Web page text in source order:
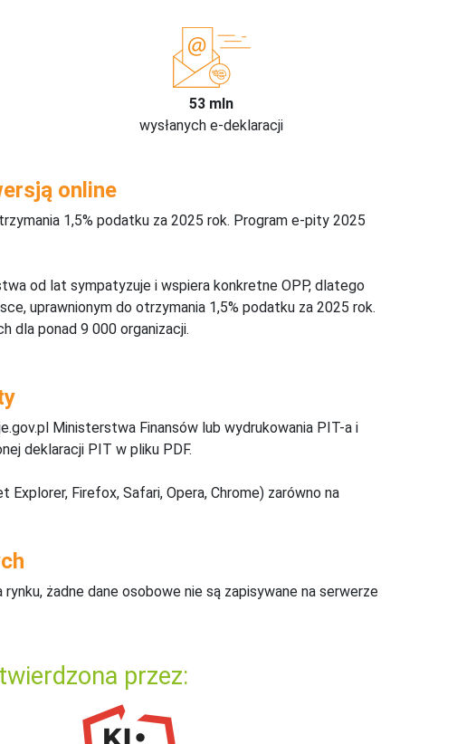
53 mln
wysłanych e-deklaracji
online
1,5% podatku za 2025 rok. Program e-pity 2025
od lat sympatyzuje i wspiera konkretne OPP, dlatego
uprawnionym do otrzymania 1,5% podatku za 2025 rok.
dla ponad 9 000 organizacji.
Ministerstwa Finansów lub wydrukowania PIT-a i
deklaracji PIT w pliku PDF.
Firefox, Safari, Opera, Chrome) zarówno na
rynku, żadne dane osobowe nie są zapisywane na serwerze
przez: